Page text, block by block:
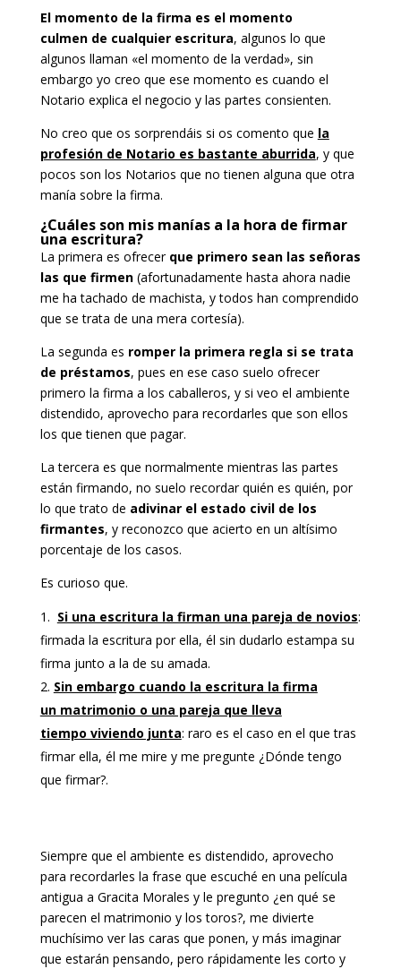
El momento de la firma es el momento
culmen de cualquier escritura, algunos lo que
algunos llaman «el momento de la verdad», sin
embargo yo creo que ese momento es cuando el
Notario explica el negocio y las partes consienten.
No creo que os sorprendáis si os comento que la
profesión de Notario es bastante aburrida, y que
pocos son los Notarios que no tienen alguna que otra
manía sobre la firma.
¿Cuáles son mis manías a la hora de firmar
una escritura?
La primera es ofrecer que primero sean las señoras
las que firmen(afortunadamente hasta ahora nadie
me ha tachado de machista, y todos han comprendido
que se trata de una mera cortesía).
La segunda es romper la primera regla si se trata
de préstamos, pues en ese caso suelo ofrecer
primero la firma a los caballeros, y si veo el ambiente
distendido, aprovecho para recordarles que son ellos
los que tienen que pagar.
La tercera es que normalmente mientras las partes
están firmando, no suelo recordar quién es quién, por
lo que trato de adivinar el estado civil de los
firmantes, y reconozco que acierto en un altísimo
porcentaje de los casos.
Es curioso que.
Si una escritura la firman una pareja de novios:
firmada la escritura por ella, él sin dudarlo estampa su
firma junto a la de su amada.
Sin embargo cuando la escritura la firma
un matrimonio o una pareja que lleva
tiempo viviendo junta: raro es el caso en el que tras
firmar ella, él me mire y me pregunte ¿Dónde tengo
que firmar?.
Siempre que el ambiente es distendido, aprovecho
para recordarles la frase que escuché en una película
antigua a Gracita Morales y le pregunto ¿en qué se
parecen el matrimonio y los toros?, me divierte
muchísimo ver las caras que ponen, y más imaginar
que estarán pensando, pero rápidamente les corto y